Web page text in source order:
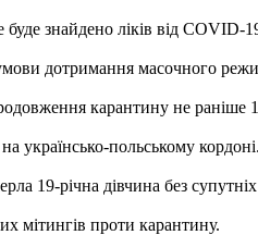
знайдено ліків від
дотримання масочного
карантину не
українсько-польському кордоні.
19-річна дівчина без
мітингів проти карантину.